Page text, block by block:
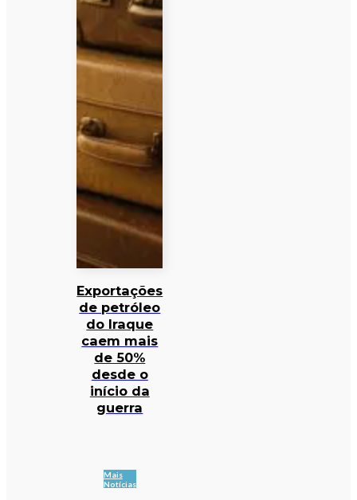
Exportações
de petróleo
do Iraque
caem mais
de 50%
desde o
início da
guerra
Mais
Notícias